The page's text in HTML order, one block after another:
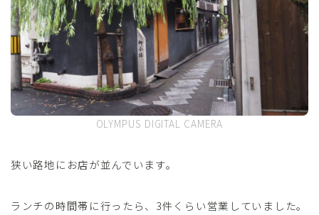
OLYMPUS DIGITAL CAMERA
狭い路地にお店が並んでいます。
ランチの時間帯に行ったら、3件くらい営業していました。